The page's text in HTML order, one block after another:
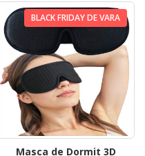
BLACK FRIDAY DE VARA
Masca de Dormit 3D